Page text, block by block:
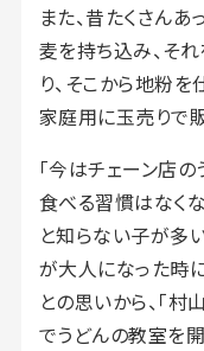
また、昔たくさん
麦を持ち込み、そ
り、そこから地粉
家庭用に玉売りで
「今はチェーン店
食べる習慣はなく
と知らない子が多
が大人になった時
との思いから、「
でうどんの教室を